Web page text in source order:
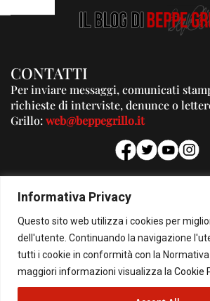
Informativa Privacy
Questo sito web utilizza i cookies per
dell'utente. Continuando la navigazione
tutti i cookie in conformità con la Normativa
maggiori informazioni visualizza la Cookie
CONTATTI
Per inviare messaggi, comunicati
richieste di interviste, denunce o
Grillo:web@beppegrillo.it
Per la tua